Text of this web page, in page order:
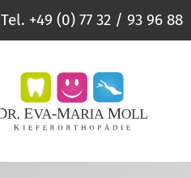
Tel. +49 (0) 77 32 / 93 96 88